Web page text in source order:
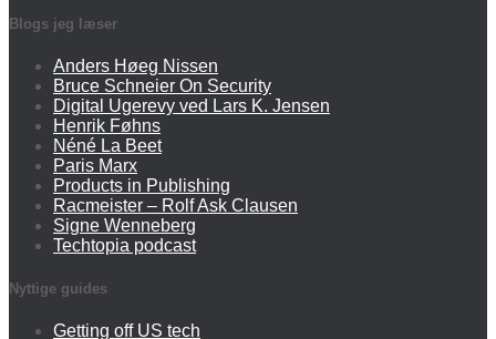
Blogs jeg læser
Anders Høeg Nissen
Bruce Schneier On Security
Digital Ugerevy ved Lars K. Jensen
Henrik Føhns
Néné La Beet
Paris Marx
Products in Publishing
Racmeister – Rolf Ask Clausen
Signe Wenneberg
Techtopia podcast
Nyttige guides
Getting off US tech